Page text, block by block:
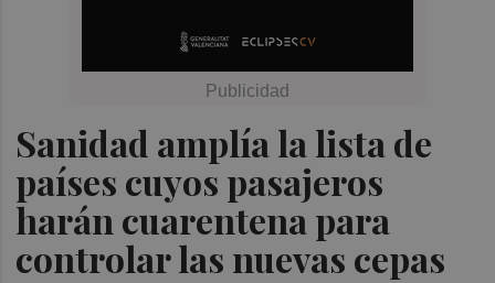
Sanidad amplía la lista de
países cuyos pasajeros
harán cuarentena para
controlar las nuevas cepas